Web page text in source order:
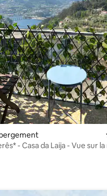
- Casa da Laija - Vue sur